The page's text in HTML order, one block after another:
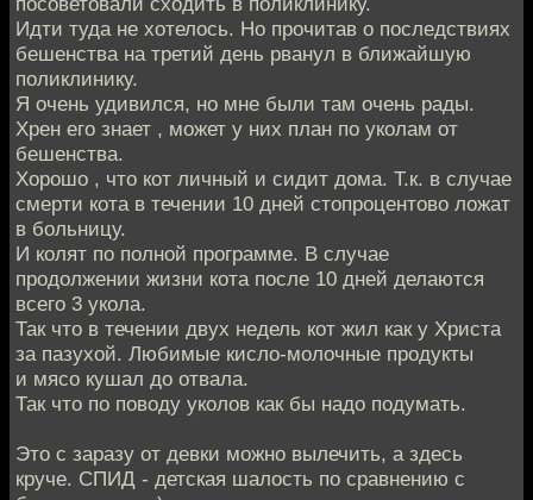
Идти туда не хотелось. Но прочитав о последствиях
бешенства на третий день рванул в ближайшую
поликлинику.
Я очень удивился, но мне были там очень рады.
Хрен его знает , может у них план по уколам от
бешенства.
Хорошо , что кот личный и сидит дома. Т.к. в случае
смерти кота в течении 10 дней стопроцентово ложат
в больницу.
И колят по полной программе. В случае
продолжении жизни кота после 10 дней делаются
всего 3 укола.
Так что в течении двух недель кот жил как у Христа
за пазухой. Любимые кисло-молочные продукты
и мясо кушал до отвала.
Так что по поводу уколов как бы надо подумать.
Это с заразу от девки можно вылечить, а здесь
круче. СПИД - детская шалость по сравнению с